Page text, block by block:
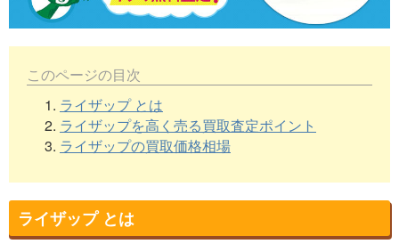
このページの目次
1. ライザップ とは
2. ライザップを高く売る買取査定ポイント
3. ライザップの買取価格相場
ライザップ とは